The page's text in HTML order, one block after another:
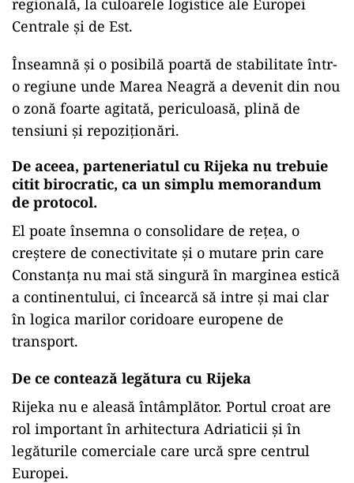
regională, la culoarele logistice ale Europei
Centrale și de Est.
Înseamnă și o posibilă poartă de stabilitate într-
o regiune unde Marea Neagră a devenit din nou
o zonă foarte agitată, periculoasă, plină de
tensiuni și repoziționări.
De aceea, parteneriatul cu Rijeka nu trebuie
citit birocratic, ca un simplu memorandum
de protocol.
El poate însemna o consolidare de rețea, o
creștere de conectivitate și o mutare prin care
Constanța nu mai stă singură în marginea estică
a continentului, ci încearcă să intre și mai clar
în logica marilor coridoare europene de
transport.
De ce contează legătura cu Rijeka
Rijeka nu e aleasă întâmplător. Portul croat are
rol important în arhitectura Adriaticii și în
legăturile comerciale care urcă spre centrul
Europei.